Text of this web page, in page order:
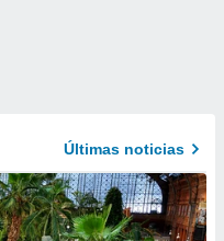
Últimas noticias